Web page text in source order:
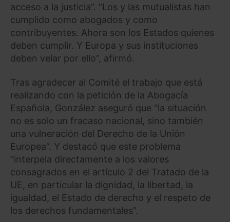
acceso a la justicia”. “Los y las mutualistas han
cumplido como abogados y como
contribuyentes. Ahora son los Estados quienes
deben cumplir. Y Europa y sus instituciones
deben velar por ello”, afirmó.
Tras agradecer al Comité el trabajo que está
realizando con la petición de la Abogacía
Española, González aseguró que “la situación
no es solo un fracaso nacional, sino también
una vulneración del Derecho de la Unión
Europea”. Y destacó que este problema
“interpela directamente a los valores
consagrados en el artículo 2 del Tratado de la
UE, en particular la dignidad, la libertad, la
igualdad, el Estado de derecho y el respeto de
los derechos fundamentales”.